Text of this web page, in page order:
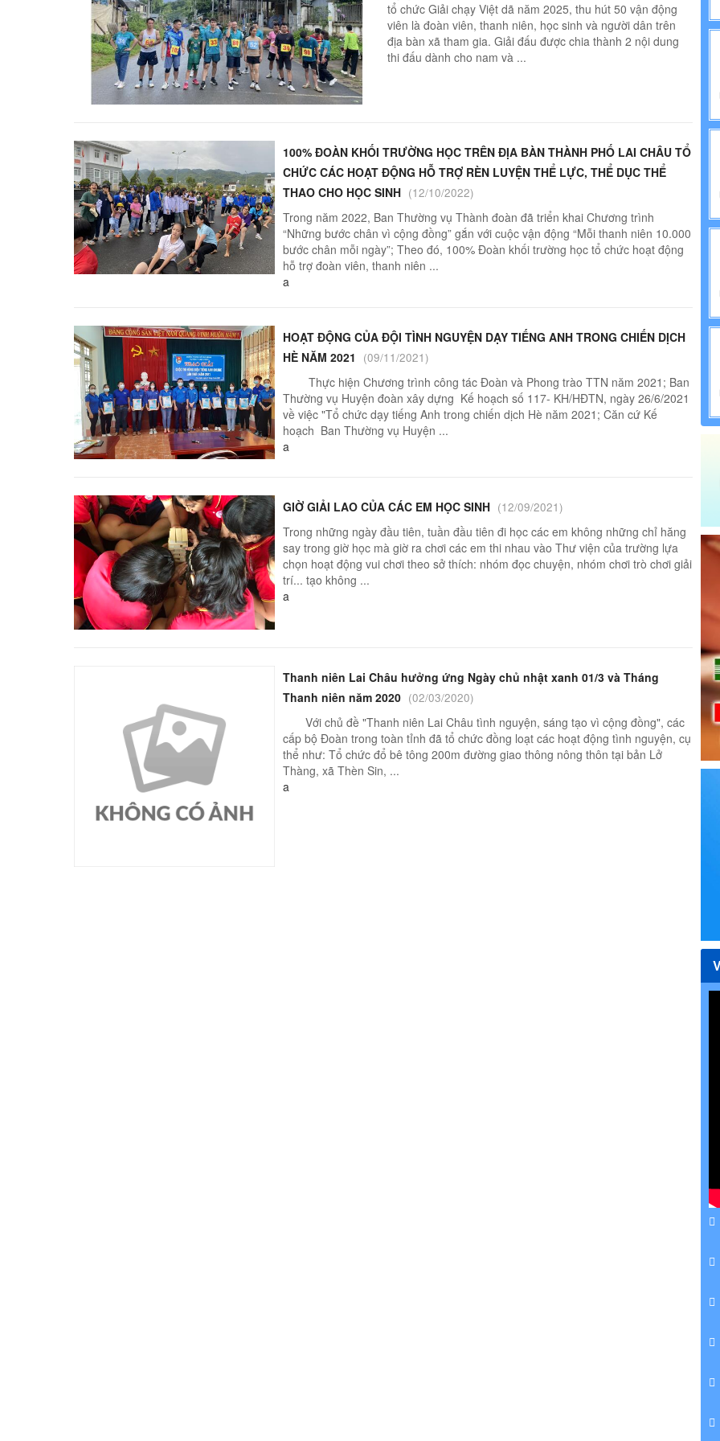
THI TRỰC TUYẾN
4 BÀI HỌC LÝ LUẬN CHÍNH TRỊ
TUYÊN TRUYỀN, PHỔ BIẾN PHÁP LUẬT
tổ chức Giải chạy Việt dã năm 2025, thu hút 50 vận động
viên là đoàn viên, thanh niên, học sinh và người dân trên
địa bàn xã tham gia. Giải đấu được chia thành 2 nội dung
thi đấu dành cho nam và ...
100% ĐOÀN KHỐI TRƯỜNG HỌC TRÊN ĐỊA BÀN THÀNH PHỐ LAI CHÂU TỔ
CHỨC CÁC HOẠT ĐỘNG HỖ TRỢ RÈN LUYỆN THỂ LỰC, THỂ DỤC THỂ
THAO CHO HỌC SINH (12/10/2022)
Trong năm 2022, Ban Thường vụ Thành đoàn đã triển khai Chương trình
“Những bước chân vì cộng đồng” gắn với cuộc vận động “Mỗi thanh niên 10.000
bước chân mỗi ngày”; Theo đó, 100% Đoàn khối trường học tổ chức hoạt động
hỗ trợ đoàn viên, thanh niên ...
a
HOẠT ĐỘNG CỦA ĐỘI TÌNH NGUYỆN DẠY TIẾNG ANH TRONG CHIẾN DỊCH
HÈ NĂM 2021
(09/11/2021)
Thực hiện Chương trình công tác Đoàn và Phong trào TTN năm 2021; Ban
Thường vụ Huyện đoàn xây dựng Kế hoạch số 117- KH/HĐTN, ngày 26/6/2021
về việc "Tổ chức dạy tiếng Anh trong chiến dịch Hè năm 2021; Căn cứ Kế
hoạch Ban Thường vụ Huyện ...
a
GIỜ GIẢI LAO CỦA CÁC EM HỌC SINH (12/09/2021)
Trong những ngày đầu tiên, tuần đầu tiên đi học các em không những chỉ hăng
say trong giờ học mà giờ ra chơi các em thi nhau vào Thư viện của trường lựa
chọn hoạt động vui chơi theo sở thích: nhóm đọc chuyện, nhóm chơi trò chơi giải
trí... tạo không ...
a
Thanh niên Lai Châu hưởng ứng Ngày chủ nhật xanh 01/3 và Tháng
Thanh niên năm 2020 (02/03/2020)
Với chủ đề "Thanh niên Lai Châu tình nguyện, sáng tạo vì cộng đồng", các
cấp bộ Đoàn trong toàn tỉnh đã tổ chức đồng loạt các hoạt động tình nguyện, cụ
thể như: Tổ chức đổ bê tông 200m đường giao thông nông thôn tại bản Lở
Thàng, xã Thèn Sin, ...
a